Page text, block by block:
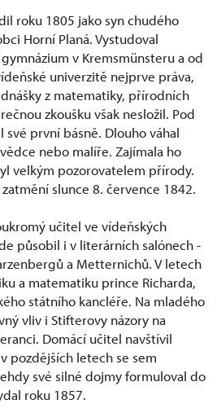
roku 1805 jako syn chudého
Horní Planá. Vystudoval
v Kremsmünsteru a od
univerzitě nejprve práva,
z matematiky, přírodních
zkoušku však nesložil. Pod
první básně. Dlouho váhal
nebo malíře. Zajímala ho
velkým pozorovatelem přírody.
slunce 8. července 1842.
učitel ve vídeňských
působil i v literárních salónech -
a Metternichů. V letech
a matematiku prince Richarda,
státního kancléře. Na mladého
vliv i Stifterovy názory na
Domácí učitel navštívil
pozdějších letech se sem
své silné dojmy formuloval do
roku 1857.